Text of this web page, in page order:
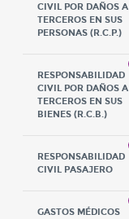
CIVIL POR DAÑOS A
TERCEROS EN SUS
PERSONAS (R.C.P.)
RESPONSABILIDAD
CIVIL POR DAÑOS A
TERCEROS EN SUS
BIENES (R.C.B.)
RESPONSABILIDAD
CIVIL PASAJERO
GASTOS MÉDICOS